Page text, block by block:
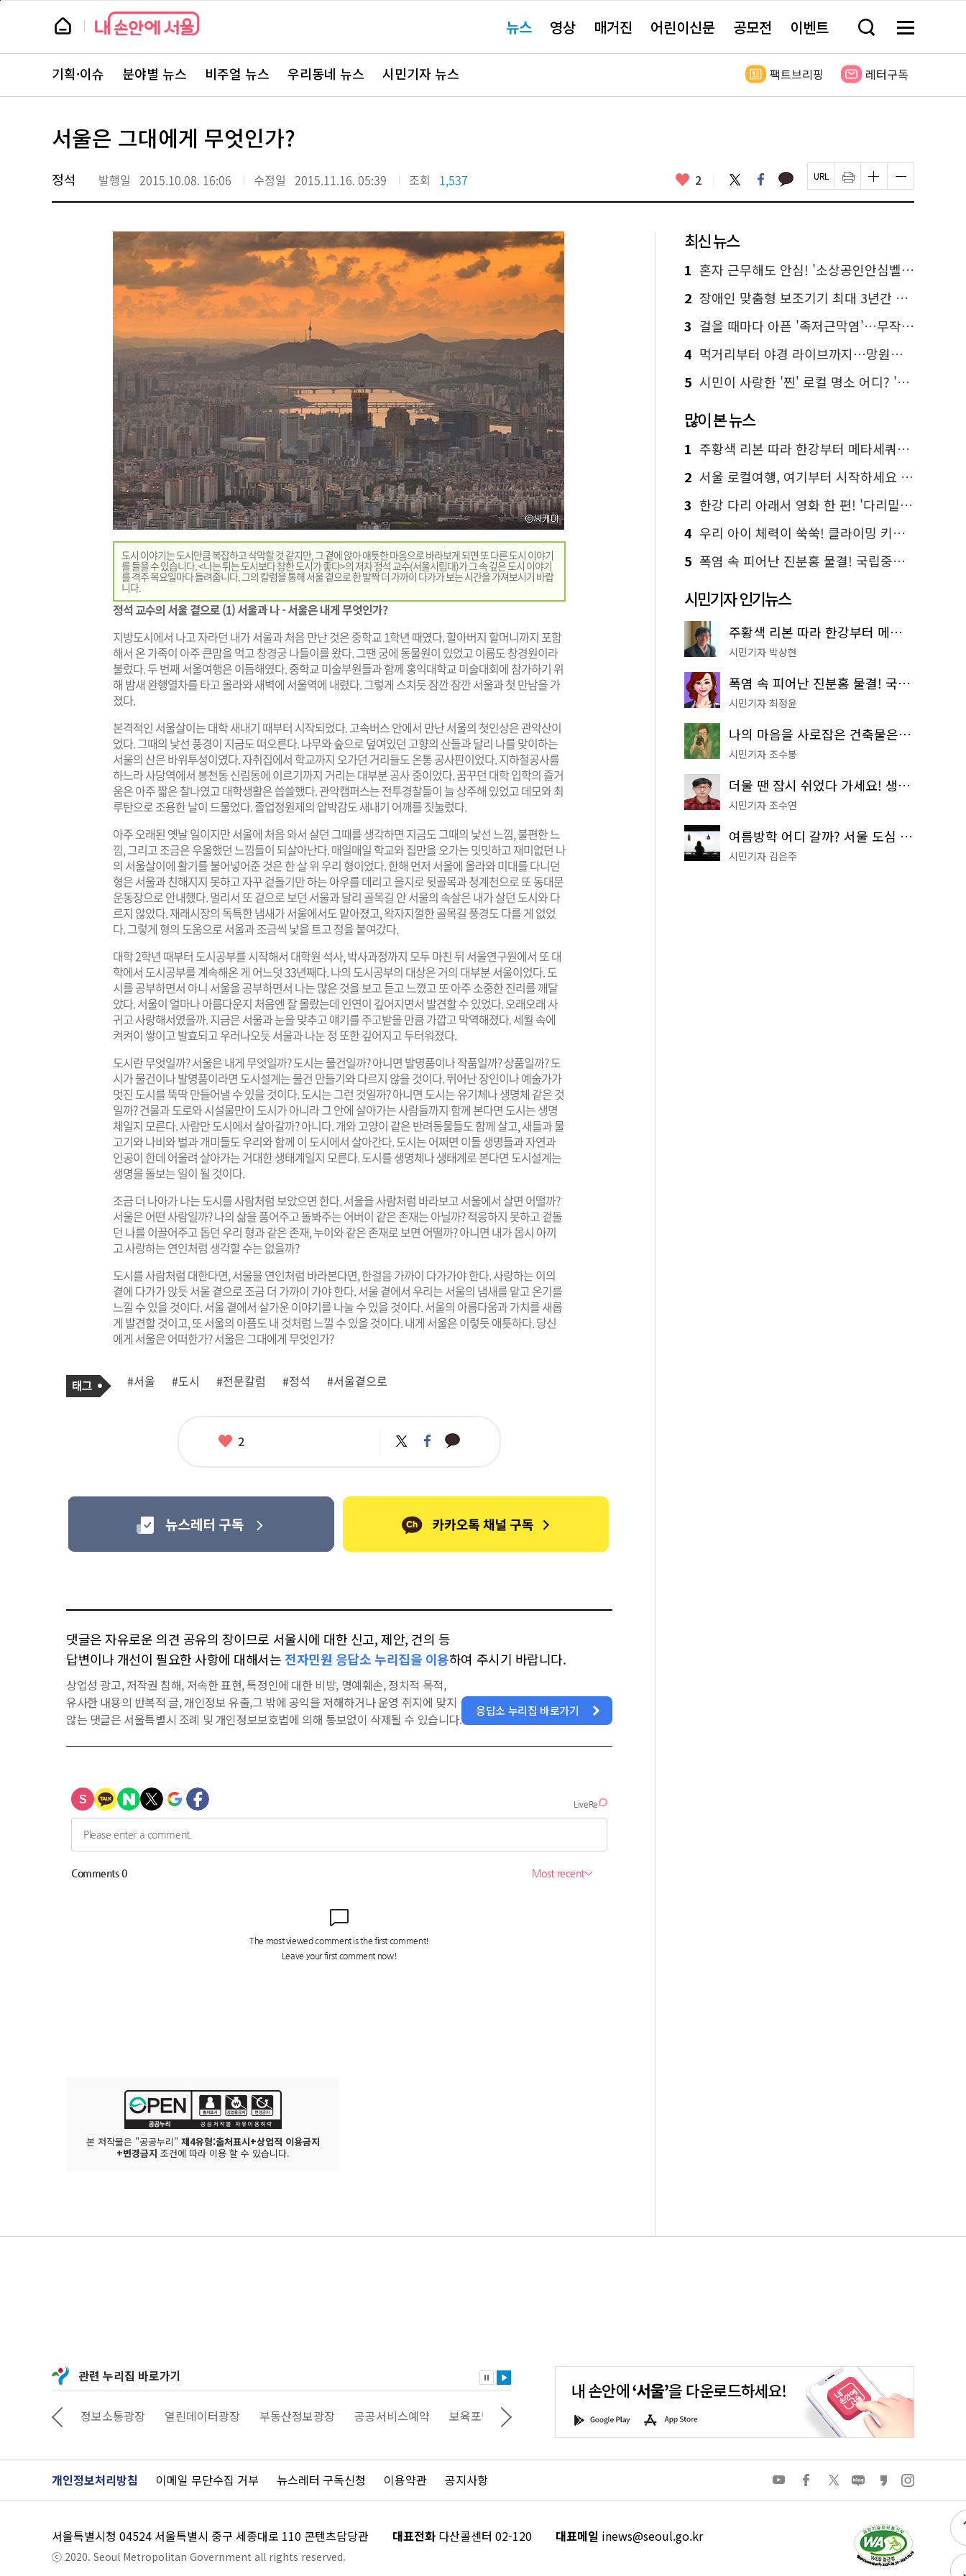
본
뉴
스 요뉴스 영상 매거진 어린이신문 공모전 이벤트 검
창
기
메
전
보
뉴
스
주
서
바
로
기획·이슈 분야별 뉴스 비주얼 뉴스 우리동네 뉴스 시민기자 뉴스 팩트브리핑 레터구독
서울은 그대에게 무엇인가?
정석 발행일 2015.10.08. 16:06 수정일 2015.11.16. 05:39 조회 1,537 좋
요
2 트
위
터
페
이
스
카
카 페
이
지
인
쇄
하
글
자
크
하
기
글
자
크
하
기
도시 이야기는 도시만큼 복잡하고 삭막할 것 같지만, 그 곁에 앉아 애틋한 마음으로 바라보게 되면 또 다른 도시 이야기
를 들을 수 있습니다. <나는 튀는 도시보다 참한 도시가 좋다>의 저자 정석 교수(서울시립대)가 그 속 깊은 도시 이야기
를 격주 목요일마다 들려줍니다. 그의 칼럼을 통해 서울 곁으로 한 발짝 더 가까이 다가가 보는 시간을 가져보시기 바랍
니다.
정석 교수의 서울 곁으로 (1) 서울과 나 - 서울은 내게 무엇인가?
지방도시에서 나고 자라던 내가 서울과 처음 만난 것은 중학교 1학년 때였다. 할아버지 할머니까지 포함
해서 온 가족이 아주 큰맘을 먹고 창경궁 나들이를 왔다. 그땐 궁에 동물원이 있었고 이름도 창경원이라
불렀다. 두 번째 서울여행은 이듬해였다. 중학교 미술부원들과 함께 홍익대학교 미술대회에 참가하기 위
해 밤새 완행열차를 타고 올라와 새벽에 서울역에 내렸다. 그렇게 스치듯 잠깐 잠깐 서울과 첫 만남을 가
졌다.
본격적인 서울살이는 대학 새내기 때부터 시작되었다. 고속버스 안에서 만난 서울의 첫인상은 관악산이
었다. 그때의 낯선 풍경이 지금도 떠오른다. 나무와 숲으로 덮여있던 고향의 산들과 달리 나를 맞이하는
서울의 산은 바위투성이였다. 자취집에서 학교까지 오가던 거리들도 온통 공사판이었다. 지하철공사를
하느라 사당역에서 봉천동 신림동에 이르기까지 거리는 대부분 공사 중이었다. 꿈꾸던 대학 입학의 즐거
움은 아주 짧은 찰나였고 대학생활은 씁쓸했다. 관악캠퍼스는 전투경찰들이 늘 상주해 있었고 데모와 최
루탄으로 조용한 날이 드물었다. 졸업정원제의 압박감도 새내기 어깨를 짓눌렀다.
아주 오래된 옛날 일이지만 서울에 처음 와서 살던 그때를 생각하면 지금도 그때의 낯선 느낌, 불편한 느
낌, 그리고 조금은 우울했던 느낌들이 되살아난다. 매일매일 학교와 집만을 오가는 밋밋하고 재미없던 나
의 서울살이에 활기를 불어넣어준 것은 한 살 위 우리 형이었다. 한해 먼저 서울에 올라와 미대를 다니던
형은 서울과 친해지지 못하고 자꾸 겉돌기만 하는 아우를 데리고 을지로 뒷골목과 청계천으로 또 동대문
운동장으로 안내했다. 멀리서 또 겉으로 보던 서울과 달리 골목길 안 서울의 속살은 내가 살던 도시와 다
르지 않았다. 재래시장의 독특한 냄새가 서울에서도 맡아졌고, 왁자지껄한 골목길 풍경도 다를 게 없었
다. 그렇게 형의 도움으로 서울과 조금씩 낯을 트고 정을 붙여갔다.
대학 2학년 때부터 도시공부를 시작해서 대학원 석사, 박사과정까지 모두 마친 뒤 서울연구원에서 또 대
학에서 도시공부를 계속해온 게 어느덧 33년째다. 나의 도시공부의 대상은 거의 대부분 서울이었다. 도
시를 공부하면서 아니 서울을 공부하면서 나는 많은 것을 보고 듣고 느꼈고 또 아주 소중한 진리를 깨달
았다. 서울이 얼마나 아름다운지 처음엔 잘 몰랐는데 인연이 깊어지면서 발견할 수 있었다. 오래오래 사
귀고 사랑해서였을까. 지금은 서울과 눈을 맞추고 얘기를 주고받을 만큼 가깝고 막역해졌다. 세월 속에
켜켜이 쌓이고 발효되고 우러나오듯 서울과 나눈 정 또한 깊어지고 두터워졌다.
도시란 무엇일까? 서울은 내게 무엇일까? 도시는 물건일까? 아니면 발명품이나 작품일까? 상품일까? 도
시가 물건이나 발명품이라면 도시설계는 물건 만들기와 다르지 않을 것이다. 뛰어난 장인이나 예술가가
멋진 도시를 뚝딱 만들어낼 수 있을 것이다. 도시는 그런 것일까? 아니면 도시는 유기체나 생명체 같은 것
일까? 건물과 도로와 시설물만이 도시가 아니라 그 안에 살아가는 사람들까지 함께 본다면 도시는 생명
체일지 모른다. 사람만 도시에서 살아갈까? 아니다. 개와 고양이 같은 반려동물들도 함께 살고, 새들과 물
고기와 나비와 벌과 개미들도 우리와 함께 이 도시에서 살아간다. 도시는 어쩌면 이들 생명들과 자연과
인공이 한데 어울려 살아가는 거대한 생태계일지 모른다. 도시를 생명체나 생태계로 본다면 도시설계는
생명을 돌보는 일이 될 것이다.
조금 더 나아가 나는 도시를 사람처럼 보았으면 한다. 서울을 사람처럼 바라보고 서울에서 살면 어떨까?
서울은 어떤 사람일까? 나의 삶을 품어주고 돌봐주는 어버이 같은 존재는 아닐까? 적응하지 못하고 겉돌
던 나를 이끌어주고 돕던 우리 형과 같은 존재, 누이와 같은 존재로 보면 어떨까? 아니면 내가 몹시 아끼
고 사랑하는 연인처럼 생각할 수는 없을까?
도시를 사람처럼 대한다면, 서울을 연인처럼 바라본다면, 한걸음 가까이 다가가야 한다. 사랑하는 이의
곁에 다가가 앉듯 서울 곁으로 조금 더 가까이 가야 한다. 서울 곁에서 우리는 서울의 냄새를 맡고 온기를
느낄 수 있을 것이다. 서울 곁에서 살가운 이야기를 나눌 수 있을 것이다. 서울의 아름다움과 가치를 새롭
게 발견할 것이고, 또 서울의 아픔도 내 것처럼 느낄 수 있을 것이다. 내게 서울은 이렇듯 애틋하다. 당신
에게 서울은 어떠한가? 서울은 그대에게 무엇인가?
사
태
그
#서울 #도시 #전문칼럼 #정석 #서울곁으로
좋
2 트
위
페
이
카
카
댓글은 자유로운 의견 공유의 장이므로 서울시에 대한 신고, 제안, 건의 등
답변이나 개선이 필요한 사항에 대해서는 전자민원 응답소 누리집을 이용하여 주시기 바랍니다.
상업성 광고, 저작권 침해, 저속한 표현, 특정인에 대한 비방, 명예훼손, 정치적 목적,
유사한 내용의 반복적 글, 개인정보 유출,그 밖에 공익을 저해하거나 운영 취지에 맞지
않는 댓글은 서울특별시 조례 및 개인정보보호법에 의해 통보없이 삭제될 수 있습니다.
응답소 누리집 바로가기
본 저작물은 "공공누리" 제4유형:출처표시+상업적 이용금지
+변경금지 조건에 따라 이용 할 수 있습니다.
최신 뉴스
1 혼자 근무해도 안심! '소상공인안심벨' 신청하세요
2 장애인 맞춤형 보조기기 최대 3년간 무상 대여…삶의 질 높인다
3 걸을 때마다 아픈 '족저근막염'…무작정 참지 말고 '이것' 해보세요!
4 먹거리부터 야경 라이브까지…망원한강공원 알짜 코스
5 시민이 사랑한 '찐' 로컬 명소 어디? '서울에디션25' 추천 코스
많이 본 뉴스
1 주황색 리본 따라 한강부터 메타세쿼이아 숲길까지…서울둘레길 15코스
2 서울 로컬여행, 여기부터 시작하세요 '서울에디션25'
3 한강 다리 아래서 영화 한 편! '다리밑 영화관' 무료 상영
4 우리 아이 체력이 쑥쑥! 클라이밍 키즈카페·어린이 체력장
5 폭염 속 피어난 진분홍 물결! 국립중앙박물관 배롱나무 명소
시민기자 인기뉴스
주황색 리본 따라 한강부터 메타세쿼이아 숲길까지…서울둘레길 15코스
시민기자 박상현
폭염 속 피어난 진분홍 물결! 국립중앙박물관 배롱나무 명소
시민기자 최정윤
나의 마음을 사로잡은 건축물은? '서울시 건축상' 수상작 공개!
시민기자 조수봉
더울 땐 잠시 쉬었다 가세요! 생수 냉장고부터 해피소·무더위쉼터까지
시민기자 조수연
여름방학 어디 갈까? 서울 도심 무료 실내 여행 코스 추천
시민기자 김은주
관련 누리집 바로가기
상대로 서울 정보소통광장 열린데이터광장 부동산정보광장 공공서비스예약 보육포털 문화포털 평생학습포털 대기환경정보 에코마일리지
내
울'을
다
로
요!
G
o
o
l
a
A
p
p
t
개인정보처리방침 이메일 무단수집 거부 뉴스레터 구독신청 이용약관 공지사항 유
브
페
이
스
트
위
터
네
이
버
그
카
카
오
토
리
인
스
타
서울특별시청 04524 서울특별시 중구 세종대로 110 콘텐츠담당관 대표전화 다산콜센터 02-120 대표메일 inews@seoul.go.kr
ⓒ 2020. Seoul Metropolitan Government all rights reserved.
페